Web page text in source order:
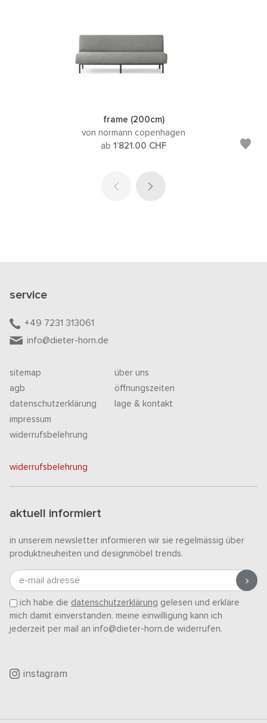
frame (200cm)
von normann copenhagen
ab 1’821.00 CHF
service
+49 7231 313061
info@dieter-horn.de
sitemap
agb
datenschutzerklärung
impressum
widerrufsbelehrung
über uns
öffnungszeiten
lage & kontakt
widerrufsbelehrung
aktuell informiert
in unserem newsletter informieren wir sie regelmässig über
produktneuheiten und designmöbel trends.
e-mail adresse
ich habe die datenschutzerklärung gelesen und erkläre
mich damit einverstanden. meine einwilligung kann ich
jederzeit per mail an info@dieter-horn.de widerrufen.
instagram